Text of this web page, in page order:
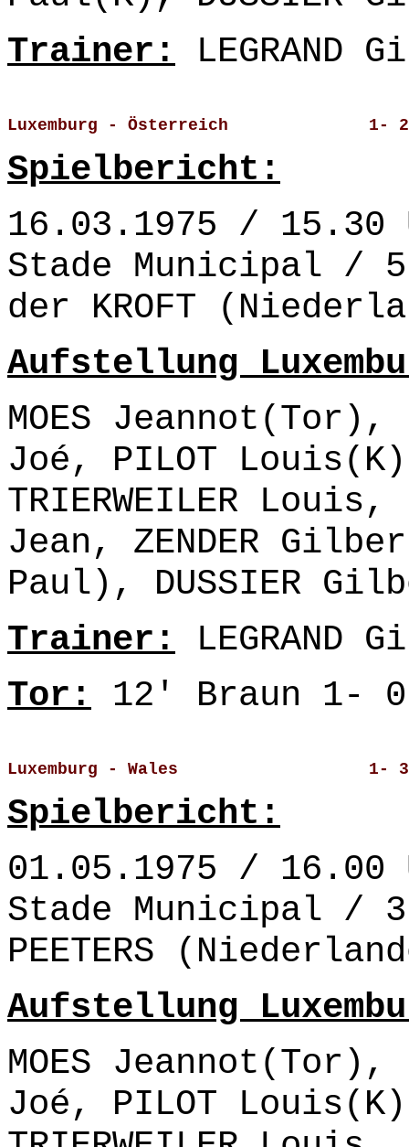
Trainer: LEGRAND
Luxemburg - Österreich              1-
Spielbericht:
16.03.1975 / 15.30
Stade Municipal /
der KROFT
Aufstellung
MOES Jeannot(Tor),
Joé, PILOT
TRIERWEILER
Jean, ZENDER
Paul), DUSSIER
Trainer: LEGRAND
Tor: 12' Braun 1-
Luxemburg - Wales                   1-
Spielbericht:
01.05.1975 / 16.00
Stade Municipal /
PEETERS
Aufstellung
MOES Jeannot(Tor),
Joé, PILOT